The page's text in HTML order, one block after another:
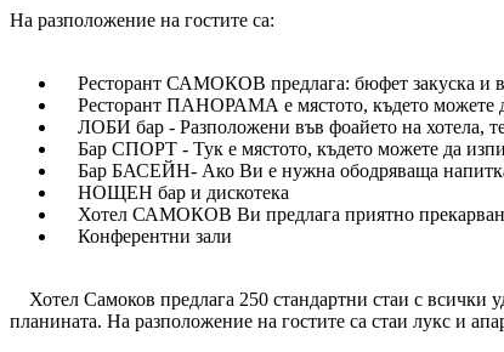
На разположение на гостите са:
Ресторант САМОКОВ предлага: бюфет закуска и
Ресторант ПАНОРАМА e мястото, където можете да
ЛОБИ бар - Разположени във фоайето на хотела, те
Бар СПОРТ - Тук е мястото, където можете да
Бар БАСЕЙН- Ако Ви е нужна ободряваща напитка
НОЩЕН бар и дискотека
Хотел САМОКОВ Ви предлага приятно прекарване
Конферентни зали
Хотел Самоков предлага 250 стандартни стаи с всички
планината. На разположение на гостите са стаи лукс и